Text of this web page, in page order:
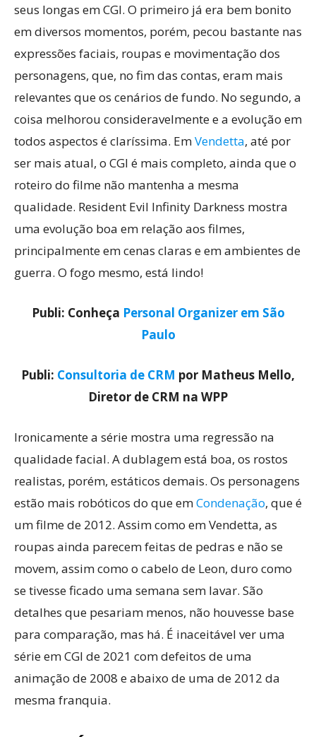
seus longas em CGI. O primeiro já era bem bonito
em diversos momentos, porém, pecou bastante nas
expressões faciais, roupas e movimentação dos
personagens, que, no fim das contas, eram mais
relevantes que os cenários de fundo. No segundo, a
coisa melhorou consideravelmente e a evolução em
todos aspectos é claríssima. EmVendetta, até por
ser mais atual, o CGI é mais completo, ainda que o
roteiro do filme não mantenha a mesma
qualidade. Resident Evil Infinity Darkness mostra
uma evolução boa em relação aos filmes,
principalmente em cenas claras e em ambientes de
guerra. O fogo mesmo, está lindo!
Publi: Conheça Personal Organizer em São
Paulo
Publi: Consultoria de CRM por Matheus Mello,
Diretor de CRM na WPP
Ironicamente a série mostra uma regressão na
qualidade facial. A dublagem está boa, os rostos
realistas, porém, estáticos demais. Os personagens
estão mais robóticos do que emCondenação, que é
um filme de 2012. Assim como em Vendetta, as
roupas ainda parecem feitas de pedras e não se
movem, assim como o cabelo de Leon, duro como
se tivesse ficado uma semana sem lavar. São
detalhes que pesariam menos, não houvesse base
para comparação, mas há. É inaceitável ver uma
série em CGI de 2021 com defeitos de uma
animação de 2008 e abaixo de uma de 2012 da
mesma franquia.